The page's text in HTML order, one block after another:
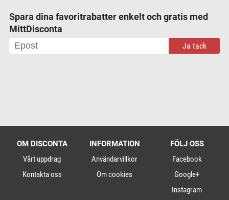
Spara dina favoritrabatter enkelt och gratis med
MittDisconta
Ja tack
OM DISCONTA
Vårt uppdrag
Kontakta oss
INFORMATION
Användarvillkor
Om cookies
FÖLJ OSS
Facebook
Google+
Instagram